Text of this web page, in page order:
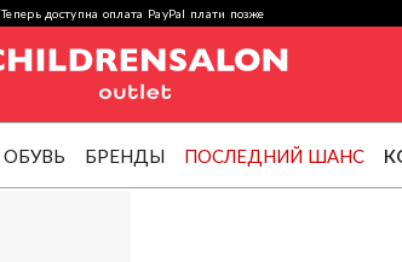
Теперь доступна оплата PayPal плати позже
ОБУВЬ БРЕНДЫ ПОСЛЕДНИЙ ШАНС